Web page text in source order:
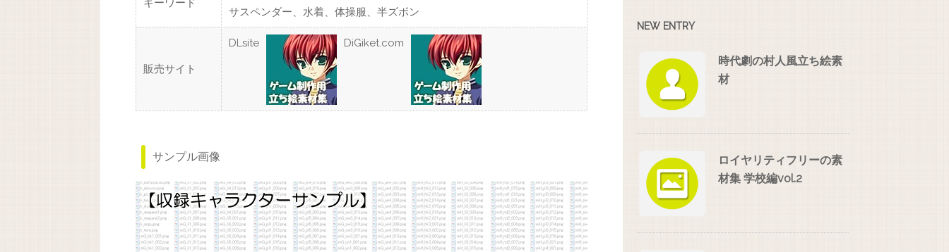
キーワード
サスペンダー、水着、体操服、半ズボン
販売サイト
DLsite DiGiket.com
サンプル画像
NEW ENTRY
時代劇の村人風立ち絵素
材
ロイヤリティフリーの素
材集 学校編vol.2